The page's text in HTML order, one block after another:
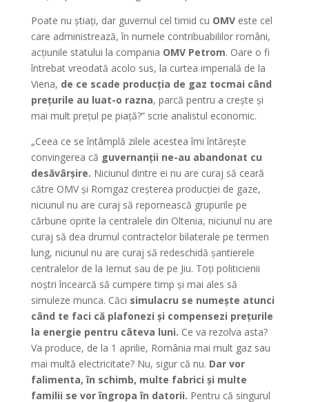
Poate nu știați, dar guvernul cel timid cu OMVeste cel
care administrează, în numele contribuabililor români,
acțiunile statului la compania OMV Petrom. Oare o fi
întrebat vreodată acolo sus, la curtea imperială de la
Viena, de ce scade producția de gaz tocmai când
prețurile au luat-o razna, parcă pentru a crește și
mai mult prețul pe piață?” scrie analistul economic.
„Ceea ce se întâmplă zilele acestea îmi întărește
convingerea că guvernanții ne-au abandonat cu
desăvârșire. Niciunul dintre ei nu are curaj să ceară
către OMV și Romgaz creșterea producției de gaze,
niciunul nu are curaj să repornească grupurile pe
cărbune oprite la centralele din Oltenia, niciunul nu are
curaj să dea drumul contractelor bilaterale pe termen
lung, niciunul nu are curaj să redeschidă șantierele
centralelor de la Iernut sau de pe Jiu. Toți politicienii
noștri încearcă să cumpere timp și mai ales să
simuleze munca. Căci simulacru se numește atunci
când te faci că plafonezi și compensezi prețurile
la energie pentru câteva luni. Ce va rezolva asta?
Va produce, de la 1 aprilie, România mai mult gaz sau
mai multă electricitate? Nu, sigur că nu. Dar vor
falimenta, în schimb, multe fabrici și multe
familii se vor îngropa în datorii. Pentru că singurul